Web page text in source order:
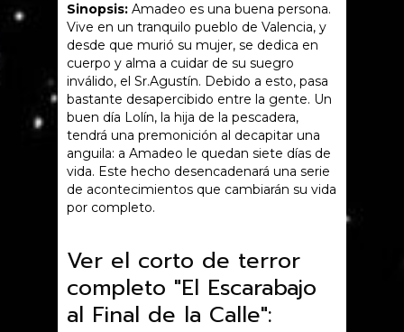
Sinopsis: Amadeo es una buena persona.
Vive en un tranquilo pueblo de Valencia, y
desde que murió su mujer, se dedica en
cuerpo y alma a cuidar de su suegro
inválido, el Sr.Agustín. Debido a esto, pasa
bastante desapercibido entre la gente. Un
buen día Lolín, la hija de la pescadera,
tendrá una premonición al decapitar una
anguila: a Amadeo le quedan siete días de
vida. Este hecho desencadenará una serie
de acontecimientos que cambiarán su vida
por completo.
Ver el corto de terror
completo "El Escarabajo
al Final de la Calle":